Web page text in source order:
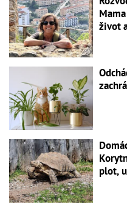
život
plot,